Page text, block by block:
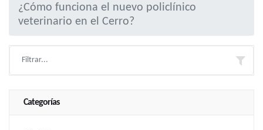
¿Cómo funciona el nuevo policlínico
veterinario en el Cerro?
Categorías